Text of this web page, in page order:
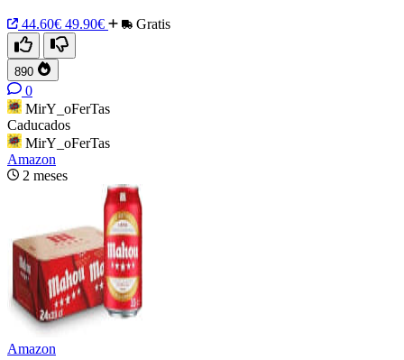
44.60€ 49.90€ Gratis
890
0
MirY_oFerTas
Caducados
MirY_oFerTas
Amazon
2 meses
Amazon